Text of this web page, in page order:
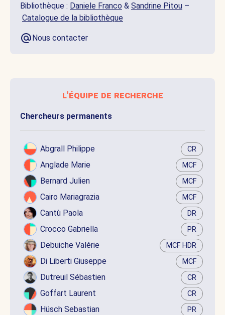
Bibliothèque : Daniele Franco & Sandrine Pitou –
Catalogue de la bibliothèque
Nous contacter
l'équipe de recherche
Chercheurs permanents
Abgrall Philippe CR
Anglade Marie MCF
Bernard Julien MCF
Cairo Mariagrazia MCF
Cantù Paola DR
Crocco Gabriella PR
Debuiche Valérie MCF HDR
Di Liberti Giuseppe MCF
Dutreuil Sébastien CR
Goffart Laurent CR
Hüsch Sebastian PR